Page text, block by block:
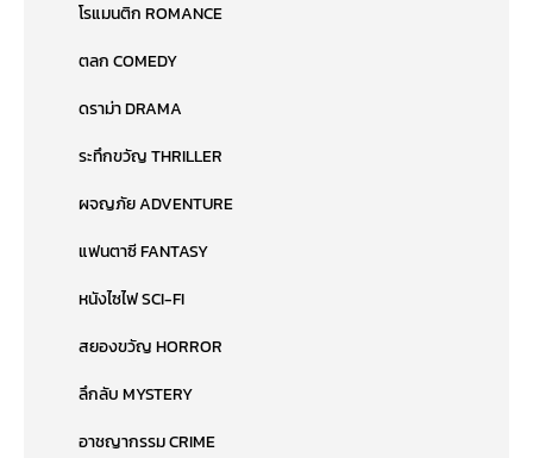
โรแมนติก ROMANCE
ตลก COMEDY
ดราม่า DRAMA
ระทึกขวัญ THRILLER
ผจญภัย ADVENTURE
แฟนตาซี FANTASY
หนังไซไฟ SCI-FI
สยองขวัญ HORROR
ลึกลับ MYSTERY
อาชญากรรม CRIME